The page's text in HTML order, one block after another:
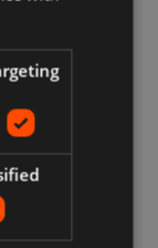
können.
Liste
Versand,
Verkäufer.